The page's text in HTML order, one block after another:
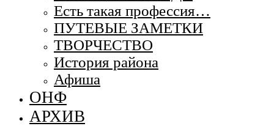
Есть такая профессия…
ПУТЕВЫЕ ЗАМЕТКИ
ТВОРЧЕСТВО
История района
Афиша
ОНФ
АРХИВ